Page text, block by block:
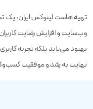
تهیه هاست لینوکس ایران، یک
وب‌سایت و افزایش رضایت
بهبود می‌یابد بلکه تجربه
نهایت به رشد و موفقیت